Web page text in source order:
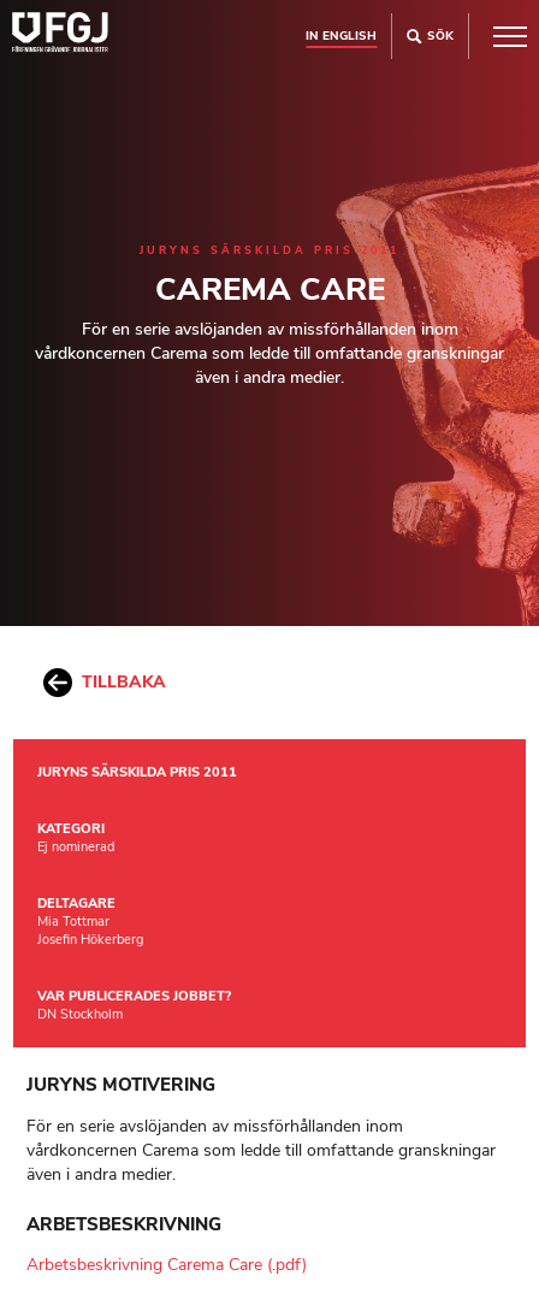
IN ENGLISH SÖK
JURYNS SÄRSKILDA PRIS 2011
CAREMA CARE
För en serie avslöjanden av missförhållanden inom
vårdkoncernen Carema som ledde till omfattande granskningar
även i andra medier.
TILLBAKA
JURYNS SÄRSKILDA PRIS 2011
KATEGORI
Ej nominerad
DELTAGARE
Mia Tottmar
Josefin Hökerberg
VAR PUBLICERADES JOBBET?
DN Stockholm
JURYNS MOTIVERING
För en serie avslöjanden av missförhållanden inom
vårdkoncernen Carema som ledde till omfattande granskningar
även i andra medier.
ARBETSBESKRIVNING
Arbetsbeskrivning Carema Care (.pdf)